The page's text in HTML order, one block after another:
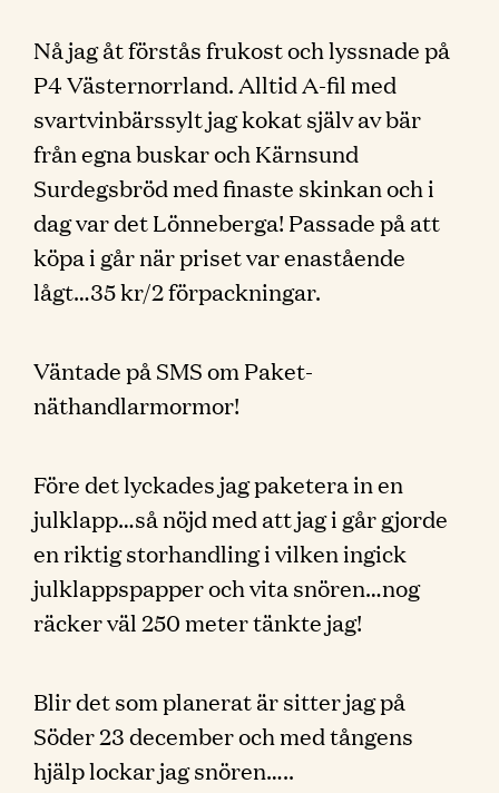
Nå jag åt förstås frukost och lyssnade på
P4 Västernorrland. Alltid A-fil med
svartvinbärssylt jag kokat själv av bär
från egna buskar och Kärnsund
Surdegsbröd med finaste skinkan och i
dag var det Lönneberga! Passade på att
köpa i går när priset var enastående
lågt…35 kr/2 förpackningar.
Väntade på SMS om Paket-
näthandlarmormor!
Före det lyckades jag paketera in en
julklapp…så nöjd med att jag i går gjorde
en riktig storhandling i vilken ingick
julklappspapper och vita snören…nog
räcker väl 250 meter tänkte jag!
Blir det som planerat är sitter jag på
Söder 23 december och med tångens
hjälp lockar jag snören…..